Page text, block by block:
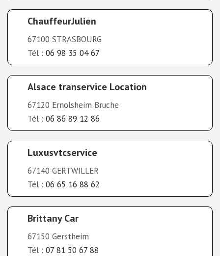
ChauffeurJulien
67100 STRASBOURG
Tél : 06 98 35 04 67
Alsace transervice Location
67120 Ernolsheim Bruche
Tél : 06 86 89 12 86
Luxusvtcservice
67140 GERTWILLER
Tél : 06 65 16 88 62
Brittany Car
67150 Gerstheim
Tél : 07 81 50 67 88